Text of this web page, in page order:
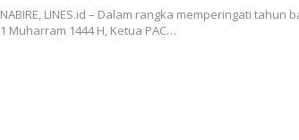
NABIRE, LINES.id – Dalam rangka memperingati tahun
1 Muharram 1444 H, Ketua PAC…